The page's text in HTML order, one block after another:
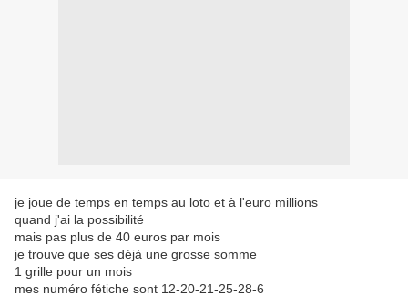
je joue de temps en temps au loto et à l'euro millions
quand j'ai la possibilité
mais pas plus de 40 euros par mois
je trouve que ses déjà une grosse somme
1 grille pour un mois
mes numéro fétiche sont 12-20-21-25-28-6